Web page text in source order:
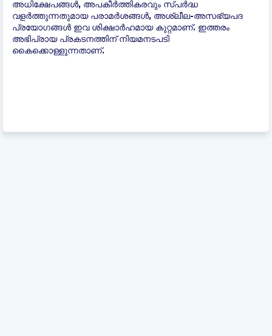
അധിക്ഷേപങ്ങൾ, അപകീർത്തികരവും സ്പർദ്ധ
വളർത്തുന്നതുമായ പരാമർശങ്ങൾ, അശ്ലീല-അസഭ്യപദ
പ്രയോഗങ്ങൾ ഇവ ശിക്ഷാർഹമായ കുറ്റമാണ്. ഇത്തരം
അഭിപ്രായ പ്രകടനത്തിന് നിയമനടപടി
കൈക്കൊള്ളുന്നതാണ്.